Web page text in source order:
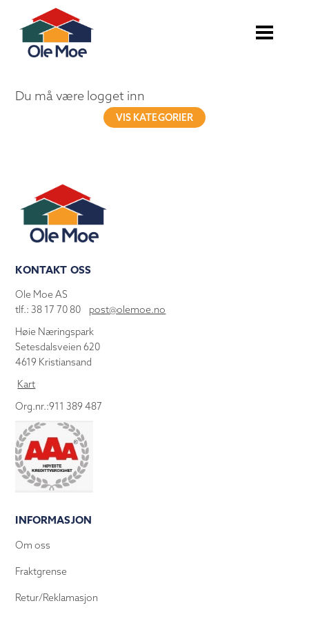
Du må være logget inn
VIS KATEGORIER
KONTAKT OSS
Ole Moe AS
tlf.: 38 17 70 80 post@olemoe.no
Høie Næringspark
Setesdalsveien 620
4619 Kristiansand
Kart
Org.nr.:911 389 487
INFORMASJON
Om oss
Fraktgrense
Retur/Reklamasjon